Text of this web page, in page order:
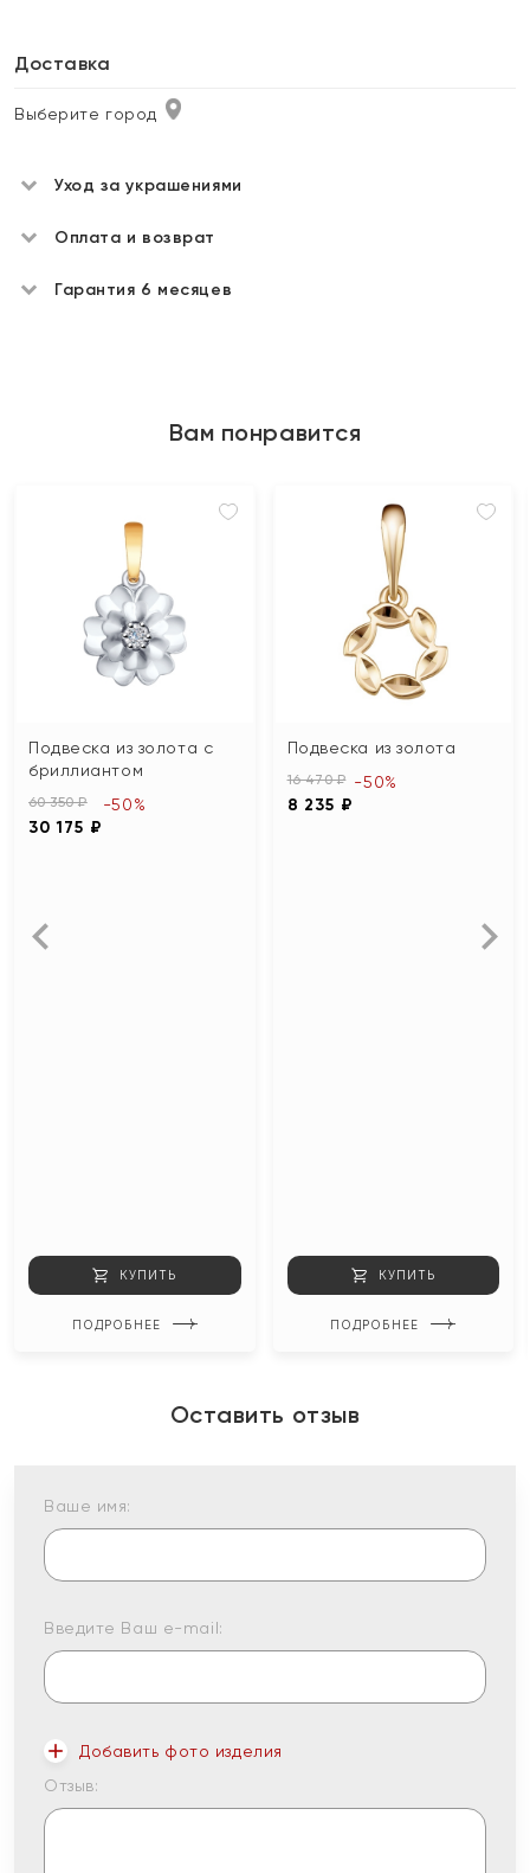
Доставка
Выберите город
Уход за украшениями
Оплата и возврат
Гарантия 6 месяцев
Вам понравится
Подвеска из золота с
бриллиантом
60 350 ₽
30 175 ₽
-50%
КУПИТЬ
ПОДРОБНЕЕ
Подвеска из золота
16 470 ₽
8 235 ₽
-50%
КУПИТЬ
ПОДРОБНЕЕ
Оставить отзыв
Ваше имя:
Введите Ваш e-mail:
Добавить фото изделия
Отзыв: